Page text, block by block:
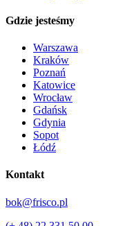
Gdzie jesteśmy
Warszawa
Kraków
Poznań
Katowice
Wrocław
Gdańsk
Gdynia
Sopot
Łódź
Kontakt
bok@frisco.pl